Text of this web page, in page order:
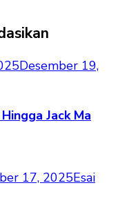
Desember 19,
Jack Ma
17, 2025Esai